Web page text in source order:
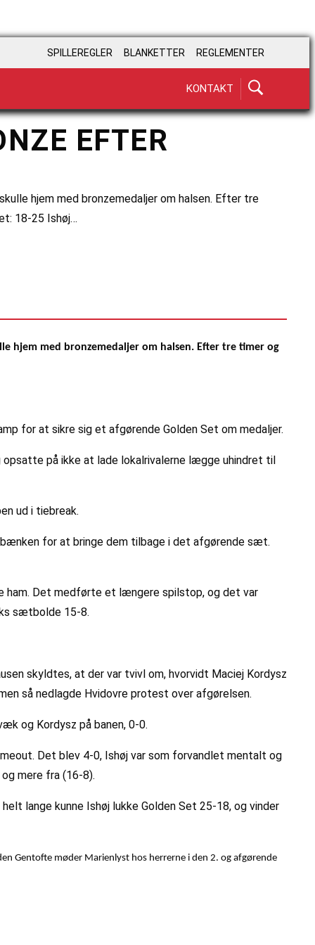
SPILLEREGLER BLANKETTER REGLEMENTER
KONTAKT
EFTER
hjem med bronzemedaljer om halsen. Efter tre
18-25 Ishøj…
hjem med bronzemedaljer om halsen. Efter tre timer og
for at sikre sig et afgørende Golden Set om medaljer.
på ikke at lade lokalrivalerne lægge uhindret til
ud i tiebreak.
for at bringe dem tilbage i det afgørende sæt.
ham. Det medførte et længere spilstop, og det var
sætbolde 15-8.
skyldtes, at der var tvivl om, hvorvidt Maciej Kordysz
så nedlagde Hvidovre protest over afgørelsen.
og Kordysz på banen, 0-0.
Det blev 4-0, Ishøj var som forvandlet mentalt og
mere fra (16-8).
lange kunne Ishøj lukke Golden Set 25-18, og vinder
Gentofte møder Marienlyst hos herrerne i den 2. og afgørende